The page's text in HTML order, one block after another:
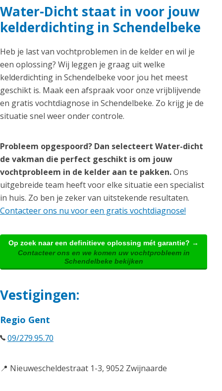
Water-Dicht staat in voor jouw
kelderdichting in Schendelbeke
Heb je last van vochtproblemen in de kelder en wil je
een oplossing? Wij leggen je graag uit welke
kelderdichting in Schendelbeke voor jou het meest
geschikt is. Maak een afspraak voor onze vrijblijvende
en gratis vochtdiagnose in Schendelbeke. Zo krijg je de
situatie snel weer onder controle.
Probleem opgespoord? Dan selecteert Water-dicht
de vakman die perfect geschikt is om jouw
vochtprobleem in de kelder aan te pakken.Ons
uitgebreide team heeft voor elke situatie een specialist
in huis. Zo ben je zeker van uitstekende resultaten.
Contacteer ons nu voor een gratis vochtdiagnose!
Op zoek naar een definitieve oplossing mét garantie? →
Contacteer ons en we komen uw vochtprobleem in
Schendelbeke bekijken
Vestigingen:
Regio Gent
09/279.95.70
📍 Nieuwescheldestraat 1-3, 9052 Zwijnaarde